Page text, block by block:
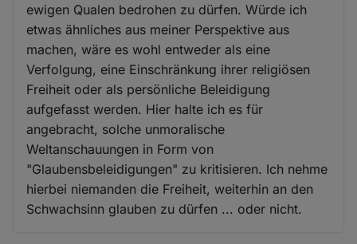
ewigen Qualen bedrohen zu dürfen. Würde ich
etwas ähnliches aus meiner Perspektive aus
machen, wäre es wohl entweder als eine
Verfolgung, eine Einschränkung ihrer religiösen
Freiheit oder als persönliche Beleidigung
aufgefasst werden. Hier halte ich es für
angebracht, solche unmoralische
Weltanschauungen in Form von
"Glaubensbeleidigungen" zu kritisieren. Ich nehme
hierbei niemanden die Freiheit, weiterhin an den
Schwachsinn glauben zu dürfen ... oder nicht.